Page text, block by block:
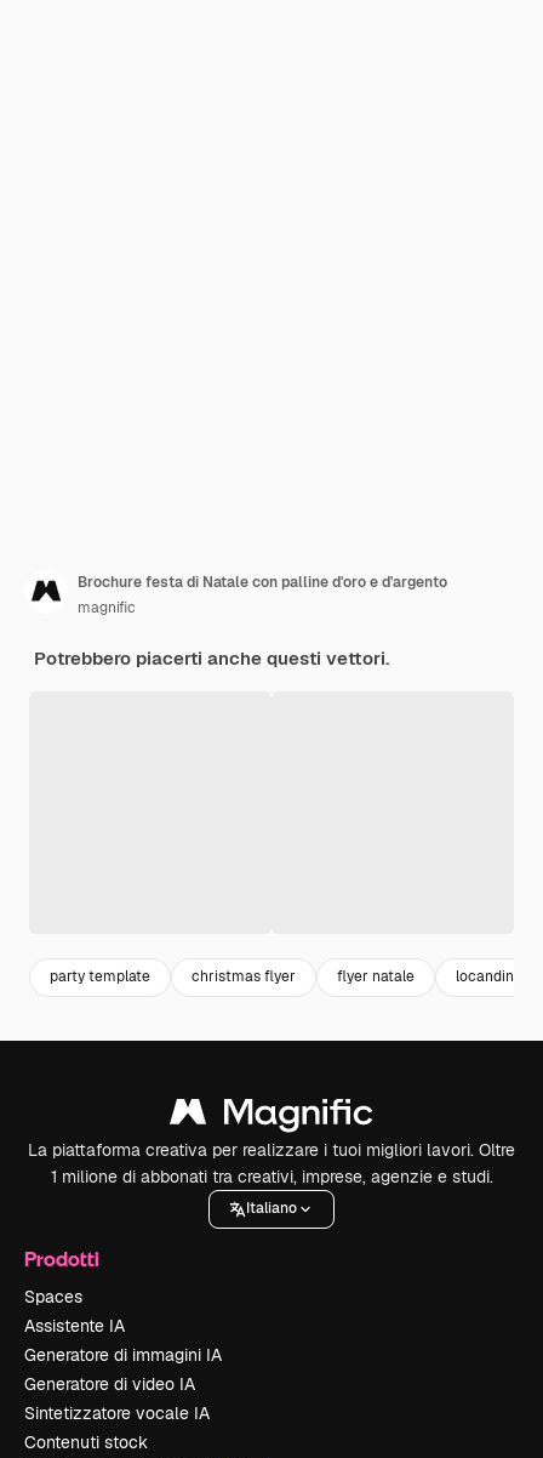
Brochure festa di Natale con palline d'oro e d'argento
magnific
Potrebbero piacerti anche questi vettori.
party template christmas flyer flyer natale locandina
La piattaforma creativa per realizzare i tuoi migliori lavori. Oltre
1 milione di abbonati tra creativi, imprese, agenzie e studi.
Italiano
Prodotti
Spaces
Assistente IA
Generatore di immagini IA
Generatore di video IA
Sintetizzatore vocale IA
Contenuti stock